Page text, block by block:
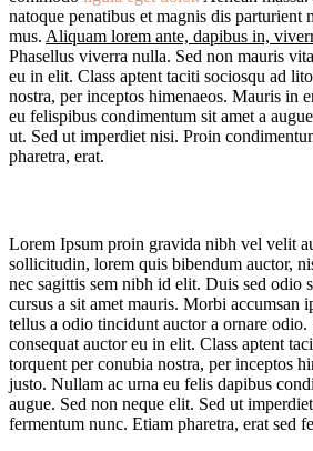
natoque penatibus et magnis dis parturient
mus. Aliquam lorem ante, dapibus in,
Phasellus viverra nulla. Sed non mauris
eu in elit. Class aptent taciti sociosqu ad
nostra, per inceptos himenaeos. Mauris in
eu felispibus condimentum sit amet a
ut. Sed ut imperdiet nisi. Proin
pharetra, erat.
Lorem Ipsum proin gravida nibh vel velit
sollicitudin, lorem quis bibendum auctor,
nec sagittis sem nibh id elit. Duis sed odio
cursus a sit amet mauris. Morbi accumsan
tellus a odio tincidunt auctor a ornare odio.
consequat auctor eu in elit. Class aptent
torquent per conubia nostra, per inceptos
justo. Nullam ac urna eu felis dapibus
augue. Sed non neque elit. Sed ut
fermentum nunc. Etiam pharetra, erat sed